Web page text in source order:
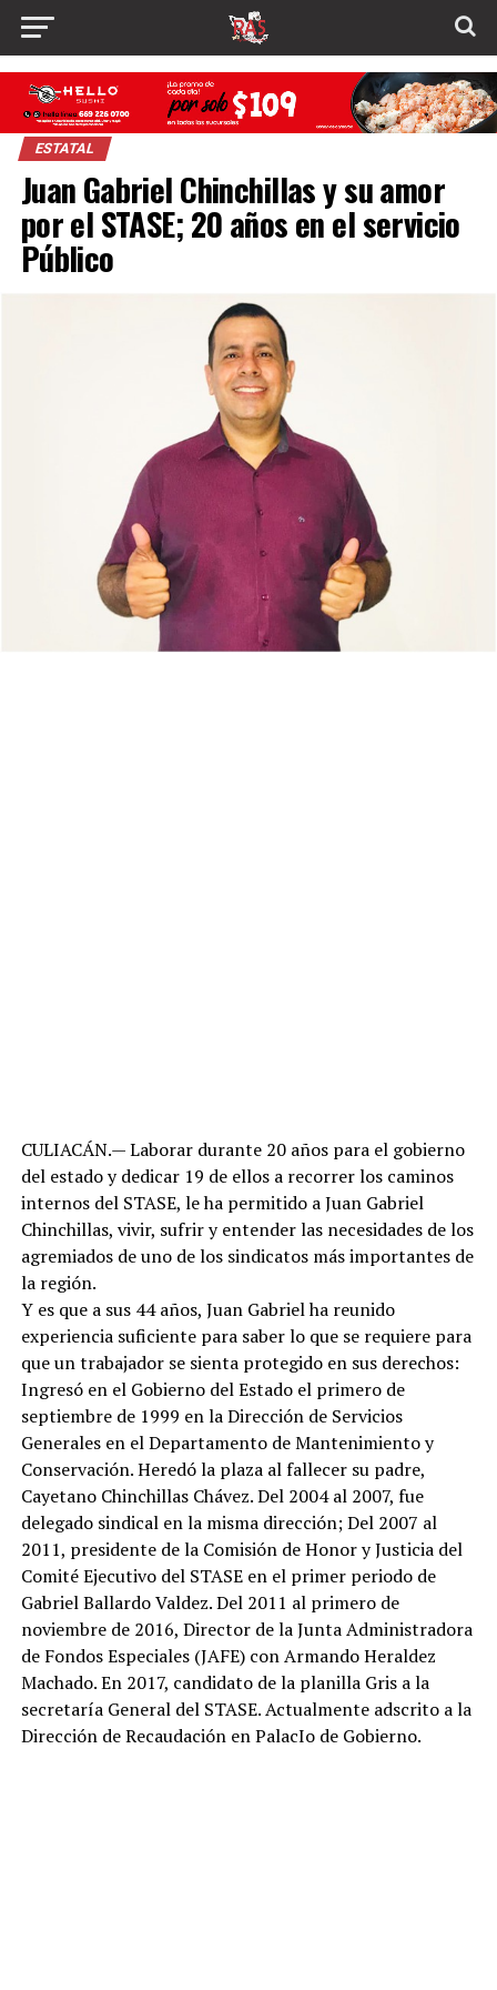
ESTATAL
Juan Gabriel Chinchillas y su amor
por el STASE; 20 años en el servicio
Público
CULIACÁN.— Laborar durante 20 años para el gobierno
del estado y dedicar 19 de ellos a recorrer los caminos
internos del STASE, le ha permitido a Juan Gabriel
Chinchillas, vivir, sufrir y entender las necesidades de los
agremiados de uno de los sindicatos más importantes de
la región.
Y es que a sus 44 años, Juan Gabriel ha reunido
experiencia suficiente para saber lo que se requiere para
que un trabajador se sienta protegido en sus derechos:
Ingresó en el Gobierno del Estado el primero de
septiembre de 1999 en la Dirección de Servicios
Generales en el Departamento de Mantenimiento y
Conservación. Heredó la plaza al fallecer su padre,
Cayetano Chinchillas Chávez. Del 2004 al 2007, fue
delegado sindical en la misma dirección; Del 2007 al
2011, presidente de la Comisión de Honor y Justicia del
Comité Ejecutivo del STASE en el primer periodo de
Gabriel Ballardo Valdez. Del 2011 al primero de
noviembre de 2016, Director de la Junta Administradora
de Fondos Especiales (JAFE) con Armando Heraldez
Machado. En 2017, candidato de la planilla Gris a la
secretaría General del STASE. Actualmente adscrito a la
Dirección de Recaudación en PalacIo de Gobierno.